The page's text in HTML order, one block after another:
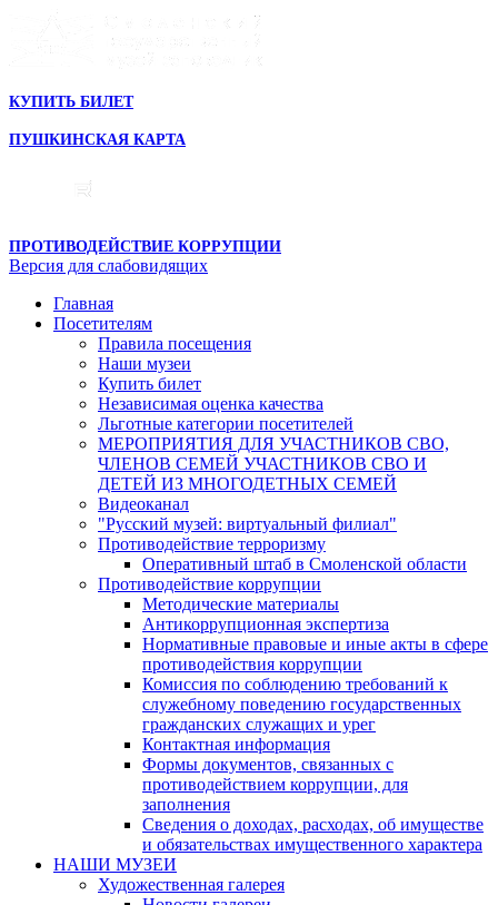
КУПИТЬ БИЛЕТ
ПУШКИНСКАЯ КАРТА
ПРОТИВОДЕЙСТВИЕ КОРРУПЦИИ
Версия для слабовидящих
Главная
Посетителям
Правила посещения
Наши музеи
Купить билет
Независимая оценка качества
Льготные категории посетителей
МЕРОПРИЯТИЯ ДЛЯ УЧАСТНИКОВ СВО,
ЧЛЕНОВ СЕМЕЙ УЧАСТНИКОВ СВО И
ДЕТЕЙ ИЗ МНОГОДЕТНЫХ СЕМЕЙ
Видеоканал
"Русский музей: виртуальный филиал"
Противодействие терроризму
Оперативный штаб в Смоленской области
Противодействие коррупции
Методические материалы
Антикоррупционная экспертиза
Нормативные правовые и иные акты в сфере
противодействия коррупции
Комиссия по соблюдению требований к
служебному поведению государственных
гражданских служащих и урег
Контактная информация
Формы документов, связанных с
противодействием коррупции, для
заполнения
Сведения о доходах, расходах, об имуществе
и обязательствах имущественного характера
НАШИ МУЗЕИ
Художественная галерея